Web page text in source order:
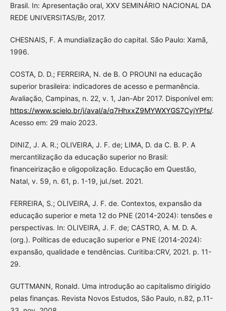
Brasil. In: Apresentação oral, XXV SEMINÁRIO NACIONAL DA
REDE UNIVERSITAS/Br, 2017.
CHESNAIS, F. A mundialização do capital. São Paulo: Xamã,
1996.
COSTA, D. D.; FERREIRA, N. de B. O PROUNI na educação
superior brasileira: indicadores de acesso e permanência.
Avaliação, Campinas, n. 22, v. 1, Jan-Abr 2017. Disponível em:
https://www.scielo.br/j/aval/a/q7HhxxZ9MYWXYGS7CyjYPfs/.
Acesso em: 29 maio 2023.
DINIZ, J. A. R.; OLIVEIRA, J. F. de; LIMA, D. da C. B. P. A
mercantilização da educação superior no Brasil:
financeirização e oligopolização. Educação em Questão,
Natal, v. 59, n. 61, p. 1-19, jul./set. 2021.
FERREIRA, S.; OLIVEIRA, J. F. de. Contextos, expansão da
educação superior e meta 12 do PNE (2014-2024): tensões e
perspectivas. In: OLIVEIRA, J. F. de; CASTRO, A. M. D. A.
(org.). Políticas de educação superior e PNE (2014-2024):
expansão, qualidade e tendências. Curitiba:CRV, 2021. p. 11-
29.
GUTTMANN, Ronald. Uma introdução ao capitalismo dirigido
pelas finanças. Revista Novos Estudos, São Paulo, n.82, p.11-